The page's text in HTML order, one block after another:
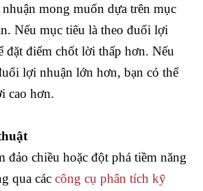
mong muốn dựa trên mục
Nếu mục tiêu là theo đuổi lợi
đặt điểm chốt lời thấp hơn. Nếu
lợi nhuận lớn hơn, bạn có thể
cao hơn.
đảo chiều hoặc đột phá tiềm năng
qua các công cụ phân tích kỹ